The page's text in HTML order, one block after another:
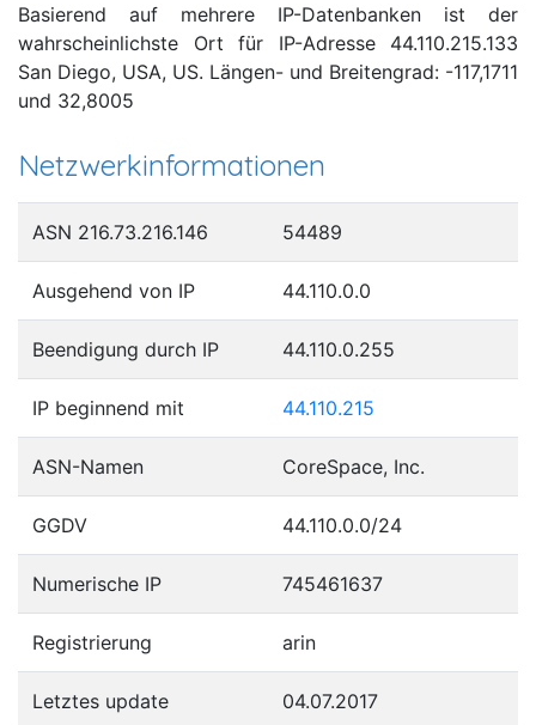
Basierend auf mehrere IP-Datenbanken ist der
wahrscheinlichste Ort für IP-Adresse 44.110.215.133
San Diego, USA, US. Längen- und Breitengrad: -117,1711
und 32,8005
Netzwerkinformationen
ASN 216.73.216.146 54489
Ausgehend von IP 44.110.0.0
Beendigung durch IP 44.110.0.255
IP beginnend mit 44.110.215
ASN-Namen CoreSpace, Inc.
GGDV 44.110.0.0/24
Numerische IP 745461637
Registrierung arin
Letztes update 04.07.2017